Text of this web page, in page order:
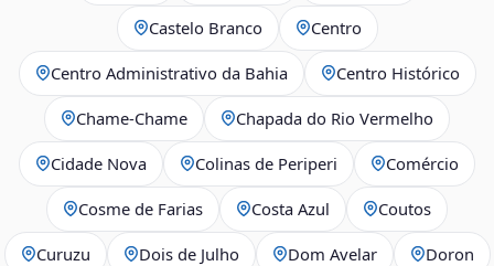
Castelo Branco Centro
Centro Administrativo da Bahia Centro Histórico
Chame-Chame Chapada do Rio Vermelho
Cidade Nova Colinas de Periperi Comércio
Cosme de Farias Costa Azul Coutos
Curuzu Dois de Julho Dom Avelar Doron